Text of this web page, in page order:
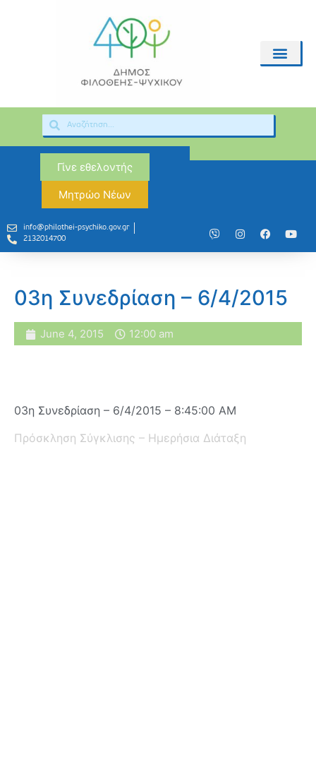
Γίνε εθελοντής
Μητρώο Νέων
info@philothei-psychiko.gov.gr
2132014700
03η Συνεδρίαση – 6/4/2015
June 4, 2015 12:00 am
03η Συνεδρίαση – 6/4/2015 – 8:45:00 AM
Πρόσκληση Σύγκλισης – Ημερήσια Διάταξη